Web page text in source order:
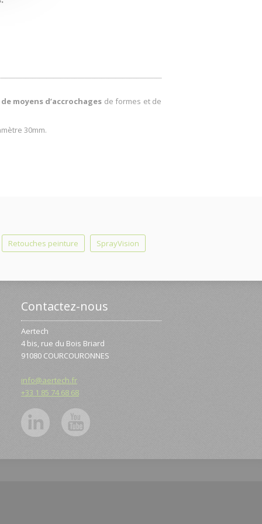
moyens d’accrochages de formes et de
30mm.
Retouches peinture SprayVision
Contactez-nous
Aertech
4 bis, rue du Bois Briard
91080 COURCOURONNES
info@aertech.fr
+33 1 85 74 68 68